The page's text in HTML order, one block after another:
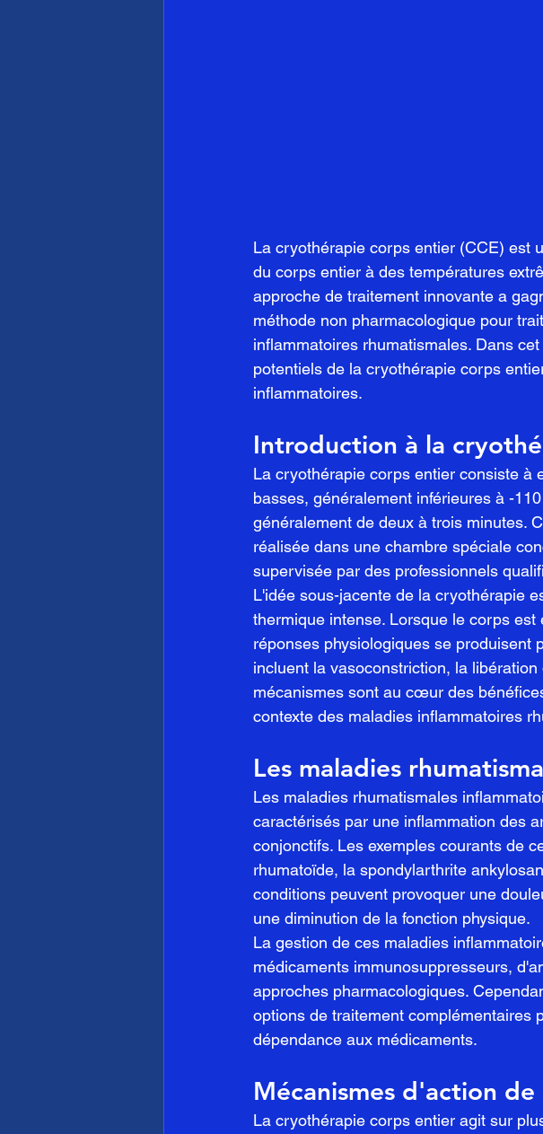
La cryothérapie corps entier (CCE) est
du corps entier à des températures
approche de traitement innovante a
méthode non pharmacologique pour
inflammatoires rhumatismales. Dans
potentiels de la cryothérapie corps
inflammatoires.
Introduction à la
La cryothérapie corps entier consiste à
basses, généralement inférieures à -
généralement de deux à trois minutes.
réalisée dans une chambre spéciale
supervisée par des professionnels
L'idée sous-jacente de la cryothérapie
thermique intense. Lorsque le corps
réponses physiologiques se produisent
incluent la vasoconstriction, la
mécanismes sont au cœur des
contexte des maladies inflammatoires
Les maladies
Les maladies rhumatismales
caractérisés par une inflammation des
conjonctifs. Les exemples courants de
rhumatoïde, la spondylarthrite
conditions peuvent provoquer une
une diminution de la fonction physique.
La gestion de ces maladies
médicaments immunosuppresseurs,
approches pharmacologiques.
options de traitement complémentaires
dépendance aux médicaments.
Mécanismes d'action
La cryothérapie corps entier agit sur